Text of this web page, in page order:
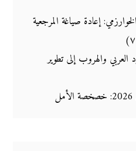
إعادة صياغة المرجعية
والهروب إلى تطوير